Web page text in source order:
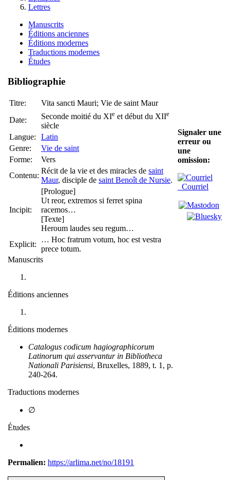
Lettres
Manuscrits
Éditions anciennes
Éditions modernes
Traductions modernes
Études
Bibliographie
Titre:
Vita sancti Mauri; Vie de saint Maur
Date:
Seconde moitié du XIe et début du XIIe
siècle
Langue:
Latin
Genre:
Vie de saint
Forme:
Vers
Contenu:
Récit de la vie et des miracles de saint
Maur, disciple de saint Benoît de Nursie.
Incipit:
[Prologue]
Ut reor, extremos si ferret spina
racemos…
[Texte]
Heroum laudes seu regum…
Explicit:
… Hoc fratrum votum, hoc est vestra
prece totum.
Manuscrits
Éditions anciennes
Éditions modernes
Catalogus codicum hagiographicorum
Latinorum qui asservantur in Bibliotheca
Nationali Parisiensi, Bruxelles, 1889, t. 1, p.
240-264.
Traductions modernes
∅
Études
Permalien: https://arlima.net/no/18191
Signaler une
erreur ou
une
omission:
Courriel